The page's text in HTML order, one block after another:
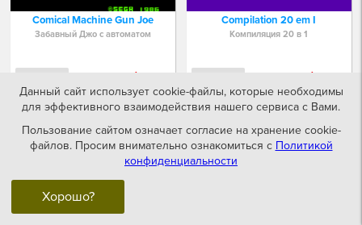
Comical Machine Gun Joe
Забавный Джо с автоматом
Compilation 20 em I
Компиляция 20 в 1
SMS-sega SMS-sega
Данный сайт использует cookie-файлы, которые необходимы
для эффективного взаимодействия нашего сервиса с Вами.
Пользование сайтом означает согласие на хранение cookie-
файлов. Просим внимательно ознакомиться с Политикой
конфиденциальности
Хорошо?